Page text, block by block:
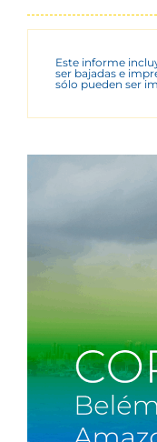
Este informe
ser bajadas e
sólo pueden ser